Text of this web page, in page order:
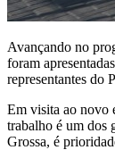
Avançando no
foram
representantes do
Em visita ao novo
trabalho é um dos
Grossa, é